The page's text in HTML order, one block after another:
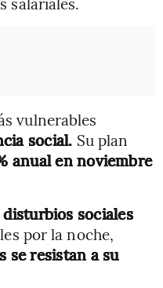
vulnerables
social. Su plan
anual en noviembre
sociales
por la noche,
se resistan a su